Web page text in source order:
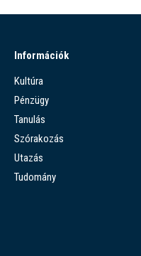
Információk
Kultúra
Pénzügy
Tanulás
Szórakozás
Utazás
Tudomány